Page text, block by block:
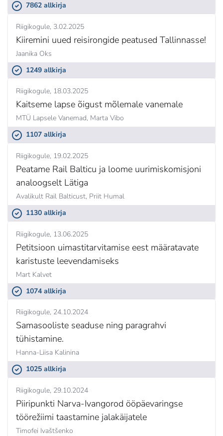
7862 allkirja
Riigikogule 3.02.2025
Kiiremini uued reisirongide peatused Tallinnasse!
Jaanika Oks
1249 allkirja
Riigikogule 18.03.2025
Kaitseme lapse õigust mõlemale vanemale
MTÜ Lapsele Vanemad, Marta Vibo
1107 allkirja
Riigikogule 19.02.2025
Peatame Rail Balticu ja loome uurimiskomisjoni
analoogselt Lätiga
Avalikult Rail Balticust, Priit Humal
1130 allkirja
Riigikogule 13.06.2025
Petitsioon uimastitarvitamise eest määratavate
karistuste leevendamiseks
Mart Kalvet
1074 allkirja
Riigikogule 24.10.2024
Samasooliste seaduse ning paragrahvi
tühistamine.
Hanna-Liisa Kalinina
1025 allkirja
Riigikogule 29.10.2024
Piiripunkti Narva-Ivangorod ööpäevaringse
töörežiimi taastamine jalakäijatele
Timofei Ivaštšenko